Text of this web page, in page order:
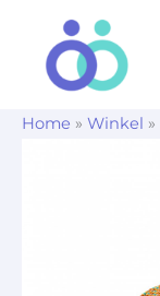
Home » Winkel »